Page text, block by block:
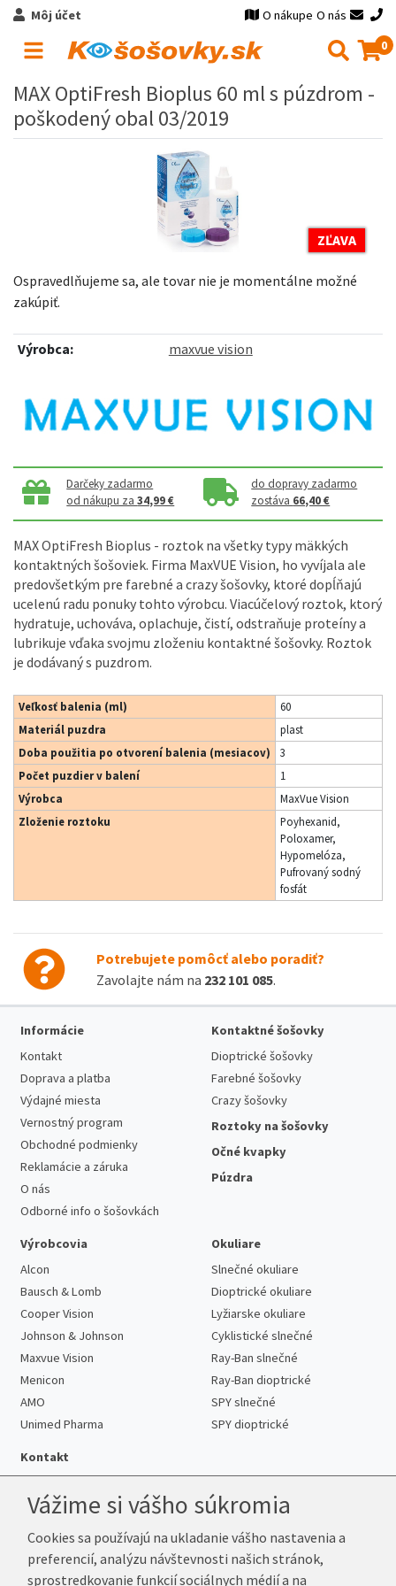
Môj účet O nákupe O nás
0
MAX OptiFresh Bioplus 60 ml s púzdrom -
poškodený obal 03/2019
ZĽAVA
Ospravedlňujeme sa, ale tovar nie je momentálne možné
zakúpiť.
Výrobca: maxvue vision
Darčeky zadarmo
od nákupu za34,99 €
do dopravy zadarmo
zostáva 66,40 €
MAX OptiFresh Bioplus - roztok na všetky typy mäkkých
kontaktných šošoviek. Firma MaxVUE Vision, ho vyvíjala ale
predovšetkým pre farebné a crazy šošovky, ktoré dopĺňajú
ucelenú radu ponuky tohto výrobcu. Viacúčelový roztok, ktorý
hydratuje, uchováva, oplachuje, čistí, odstraňuje proteíny a
lubrikuje vďaka svojmu zloženiu kontaktné šošovky. Roztok
je dodávaný s puzdrom.
Veľkosť balenia (ml)
60
Materiál puzdra
plast
Doba použitia po otvorení balenia (mesiacov)
3
Počet puzdier v balení
1
Výrobca
MaxVue Vision
Zloženie roztoku
Poyhexanid,
Poloxamer,
Hypomelóza,
Pufrovaný sodný
fosfát
Potrebujete pomôcť alebo poradiť?
Zavolajte nám na 232 101 085.
Informácie
Kontakt
Doprava a platba
Výdajné miesta
Vernostný program
Obchodné podmienky
Reklamácie a záruka
O nás
Odborné info o šošovkách
Kontaktné šošovky
Dioptrické šošovky
Farebné šošovky
Crazy šošovky
Roztoky na šošovky
Očné kvapky
Púzdra
Výrobcovia
Alcon
Bausch & Lomb
Cooper Vision
Johnson & Johnson
Maxvue Vision
Menicon
AMO
Unimed Pharma
Okuliare
Slnečné okuliare
Dioptrické okuliare
Lyžiarske okuliare
Cyklistické slnečné
Ray-Ban slnečné
Ray-Ban dioptrické
SPY slnečné
SPY dioptrické
Kontakt
Telefón:+421 222 205 863
E-mail:info@k-sosovky.sk
Vážime si vášho súkromia
Cookies sa používajú na ukladanie vášho nastavenia a
preferencií, analýzu návštevnosti našich stránok,
sprostredkovanie funkcií sociálnych médií a na